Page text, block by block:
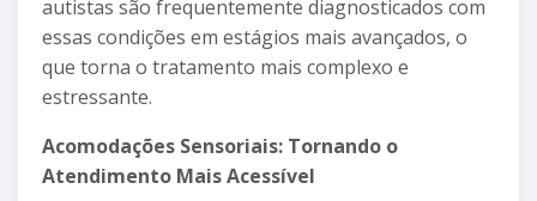
autistas são frequentemente diagnosticados com
essas condições em estágios mais avançados, o
que torna o tratamento mais complexo e
estressante.
Acomodações Sensoriais: Tornando o
Atendimento Mais Acessível